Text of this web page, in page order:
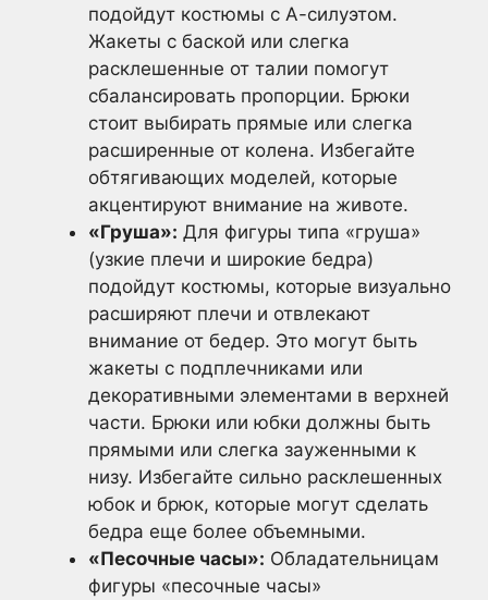
подойдут костюмы с А-силуэтом.
Жакеты с баской или слегка
расклешенные от талии помогут
сбалансировать пропорции. Брюки
стоит выбирать прямые или слегка
расширенные от колена. Избегайте
обтягивающих моделей, которые
акцентируют внимание на животе.
«Груша»: Для фигуры типа «груша»
(узкие плечи и широкие бедра)
подойдут костюмы, которые визуально
расширяют плечи и отвлекают
внимание от бедер. Это могут быть
жакеты с подплечниками или
декоративными элементами в верхней
части. Брюки или юбки должны быть
прямыми или слегка зауженными к
низу. Избегайте сильно расклешенных
юбок и брюк, которые могут сделать
бедра еще более объемными.
«Песочные часы»: Обладательницам
фигуры «песочные часы»